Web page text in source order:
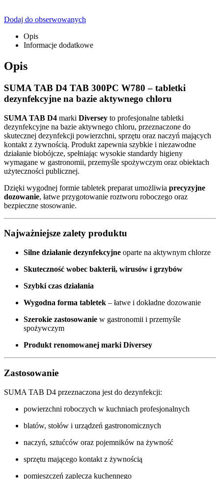
Dodaj do obserwowanych
Opis
Informacje dodatkowe
Opis
SUMA TAB D4 TAB 300PC W780 – tabletki
dezynfekcyjne na bazie aktywnego chloru
SUMA TAB D4 marki Diversey to profesjonalne tabletki
dezynfekcyjne na bazie aktywnego chloru, przeznaczone do
skutecznej dezynfekcji powierzchni, sprzętu oraz naczyń mających
kontakt z żywnością. Produkt zapewnia szybkie i niezawodne
działanie biobójcze, spełniając wysokie standardy higieny
wymagane w gastronomii, przemyśle spożywczym oraz obiektach
użyteczności publicznej.
Dzięki wygodnej formie tabletek preparat umożliwia precyzyjne
dozowanie, łatwe przygotowanie roztworu roboczego oraz
bezpieczne stosowanie.
Najważniejsze zalety produktu
Silne działanie dezynfekcyjne oparte na aktywnym chlorze
Skuteczność wobec bakterii, wirusów i grzybów
Szybki czas działania
Wygodna forma tabletek – łatwe i dokładne dozowanie
Szerokie zastosowanie w gastronomii i przemyśle
spożywczym
Produkt renomowanej marki Diversey
Zastosowanie
SUMA TAB D4 przeznaczona jest do dezynfekcji:
powierzchni roboczych w kuchniach profesjonalnych
blatów, stołów i urządzeń gastronomicznych
naczyń, sztućców oraz pojemników na żywność
sprzętu mającego kontakt z żywnością
pomieszczeń zaplecza kuchennego